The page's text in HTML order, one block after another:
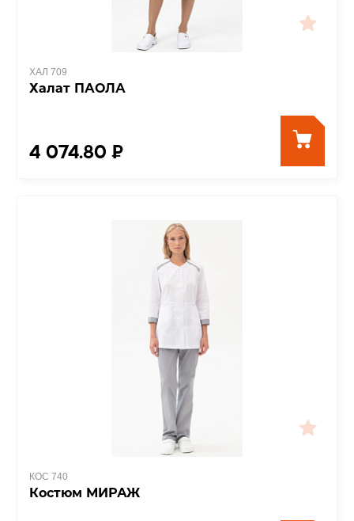
ХАЛ 709
Халат ПАОЛА
4 074.80 ₽
КОС 740
Костюм МИРАЖ